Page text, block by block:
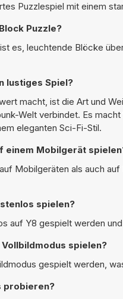
Puzzlespiel mit einem
Puzzle?
es, leuchtende Blöcke
lustiges Spiel?
macht, ist die Art und
Welt verbindet. Es
eleganten Sci-Fi-Stil.
einem Mobilgerät
Mobilgeräten als auch
spielen?
auf Y8 gespielt werden
Vollbildmodus spielen?
gespielt werden,
probieren?